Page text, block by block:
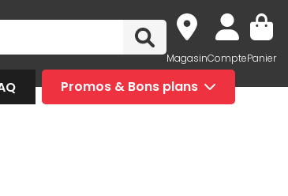
MagasinComptePanier
Promos & Bons plans